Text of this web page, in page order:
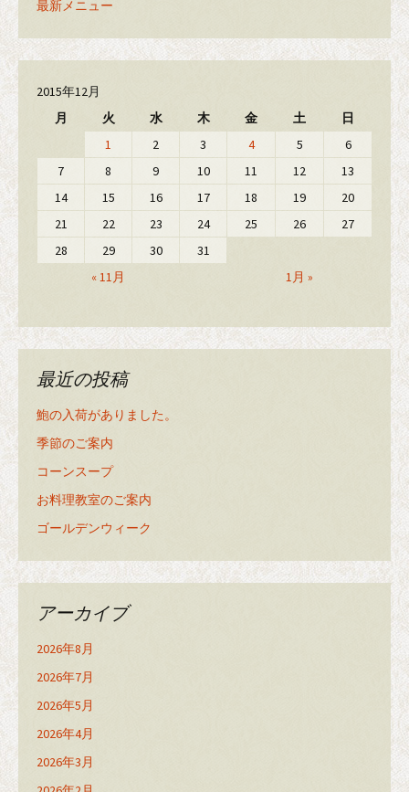
最新メニュー
2015年12月
月
火 水 木 金 土 日
« 11月 1月 »
1 2 3 4 5
6
7
8 9 10 11 12
13
14
15 16 17 18 19
20
21
22 23 24 25 26
27
28
29 30 31
最近の投稿
鮑の入荷がありました。
季節のご案内
コーンスープ
お料理教室のご案内
ゴールデンウィーク
アーカイブ
2026年8月
2026年7月
2026年5月
2026年4月
2026年3月